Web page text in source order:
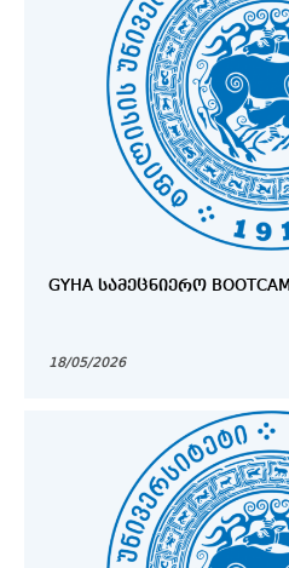
GYHA ᲡᲐᲛᲔᲪᲜᲘᲔᲠᲝ
18/05/2026